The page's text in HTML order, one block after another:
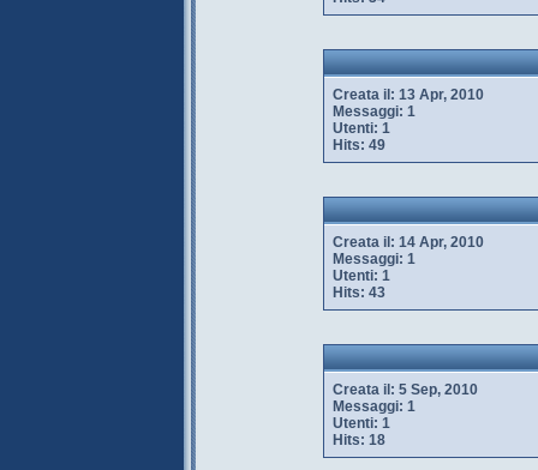
Creata il: 13 Apr, 2010
Messaggi: 1
Utenti: 1
Hits: 49
Creata il: 14 Apr, 2010
Messaggi: 1
Utenti: 1
Hits: 43
Creata il: 5 Sep, 2010
Messaggi: 1
Utenti: 1
Hits: 18